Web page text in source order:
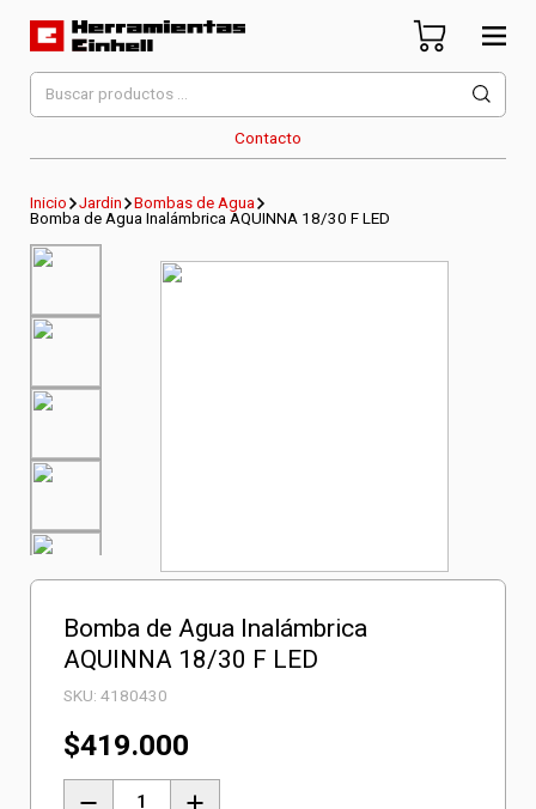
Herramientas Einhell
Distribuidor Oficial
Contacto
Buscar
por:
Inicio Jardin
Bombas de Agua
Bomba de Agua Inalámbrica AQUINNA 18/30 F LED
Bomba de Agua Inalámbrica
AQUINNA 18/30 F LED
SKU:4180430
$419.000